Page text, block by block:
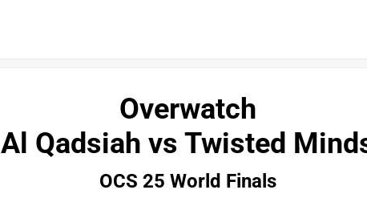
Overwatch
Al Qadsiah vs Twisted
OCS 25 World Finals